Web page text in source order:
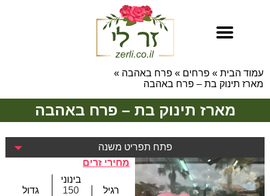
עמוד הבית » פרחים » פרח באהבה »
מארז תינוק בת – פרח באהבה
מארז תינוק בת – פרח באהבה
פתח תפריט משנה
מחירי זרים
רגיל
בינוני
150
גדול